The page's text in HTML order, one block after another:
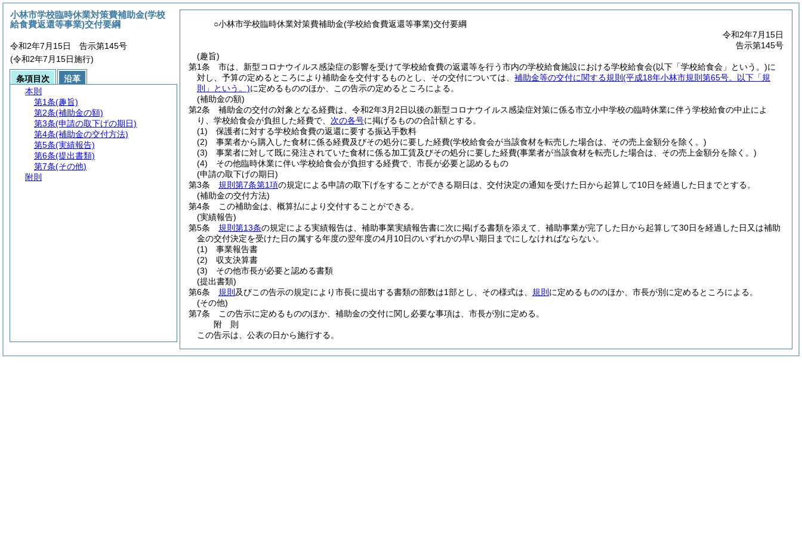
○小林市学校臨時休業対策費補助金(学校給食費返還等事業)交付要綱
令和2年7月15日
告示第145号
(趣旨)
第1条
市は、新型コロナウイルス感染症の影響を受けて学校給食費の返還等を行う市内の学校給食施設における学校給食会(以下「学校給食会」という。)に
対し、予算の定めるところにより補助金を交付するものとし、その交付については、 補助金等の交付に関する規則 (平成18年小林市規則第65号。以下「規
則」という。)に定めるもののほか、この告示の定めるところによる。
(補助金の額)
第2条
補助金の交付の対象となる経費は、令和2年3月2日以後の新型コロナウイルス感染症対策に係る市立小中学校の臨時休業に伴う学校給食の中止によ
り、学校給食会が負担した経費で、 次の各号に掲げるものの合計額とする。
(1)
保護者に対する学校給食費の返還に要する振込手数料
(2)
事業者から購入した食材に係る経費及びその処分に要した経費(学校給食会が当該食材を転売した場合は、その売上金額分を除く。)
(3)
事業者に対して既に発注されていた食材に係る加工賃及びその処分に要した経費(事業者が当該食材を転売した場合は、その売上金額分を除く。)
(4)
その他臨時休業に伴い学校給食会が負担する経費で、市長が必要と認めるもの
(申請の取下げの期日)
第3条
規則第7条第1項の規定による申請の取下げをすることができる期日は、交付決定の通知を受けた日から起算して10日を経過した日までとする。
(補助金の交付方法)
第4条
この補助金は、概算払により交付することができる。
(実績報告)
第5条
規則第13条の規定による実績報告は、補助事業実績報告書に次に掲げる書類を添えて、補助事業が完了した日から起算して30日を経過した日又は補助
金の交付決定を受けた日の属する年度の翌年度の4月10日のいずれかの早い期日までにしなければならない。
(1)
事業報告書
(2)
収支決算書
(3)
その他市長が必要と認める書類
(提出書類)
第6条
規則 及びこの告示の規定により市長に提出する書類の部数は1部とし、その様式は、 規則 に定めるもののほか、市長が別に定めるところによる。
(その他)
第7条
この告示に定めるもののほか、補助金の交付に関し必要な事項は、市長が別に定める。
附 則
この告示は、公表の日から施行する。
小林市学校臨時休業対策費補助金(学校
給食費返還等事業)交付要綱
令和2年7月15日 告示第145号
(令和2年7月15日施行)
条項目次
沿革
本則
第1条(趣旨)
第2条(補助金の額)
第3条(申請の取下げの期日)
第4条(補助金の交付方法)
第5条(実績報告)
第6条(提出書類)
第7条(その他)
附則